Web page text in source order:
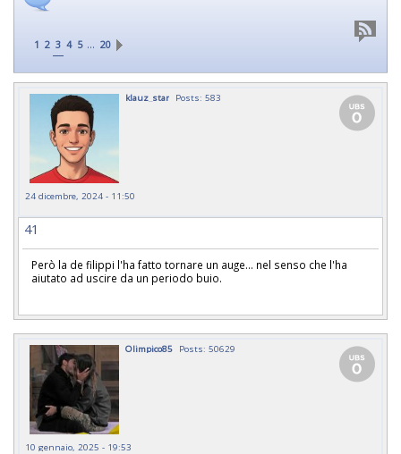
1 2 3 4 5 … 20
klauz_star Posts: 583
24 dicembre, 2024 - 11:50
41
Però la de filippi l'ha fatto tornare un auge... nel senso che l'ha
aiutato ad uscire da un periodo buio.
Olimpico85 Posts: 50629
10 gennaio, 2025 - 19:53